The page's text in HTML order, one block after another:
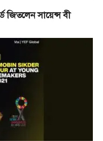
জিতলেন সায়েন্স বী